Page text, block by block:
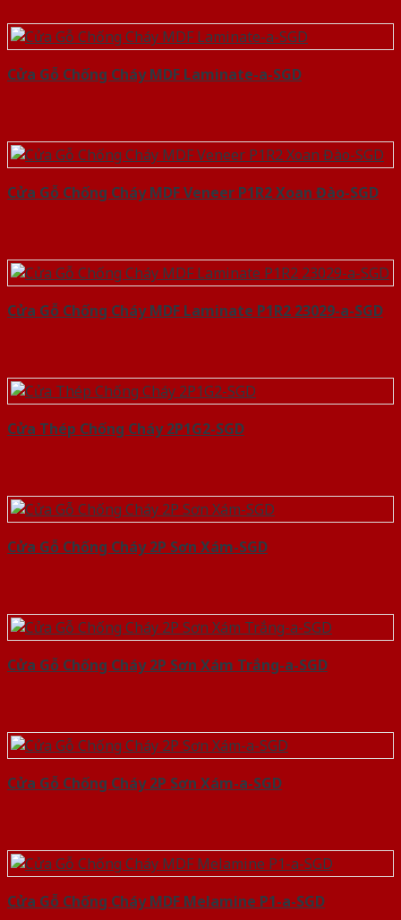
Cửa Gỗ Chống Cháy MDF Laminate-a-SGD
Cửa Gỗ Chống Cháy MDF Veneer P1R2 Xoan Đào-SGD
Cửa Gỗ Chống Cháy MDF Laminate P1R2 23029-a-SGD
Cửa Thép Chống Cháy 2P1G2-SGD
Cửa Gỗ Chống Cháy 2P Sơn Xám-SGD
Cửa Gỗ Chống Cháy 2P Sơn Xám Trắng-a-SGD
Cửa Gỗ Chống Cháy 2P Sơn Xám-a-SGD
Cửa Gỗ Chống Cháy MDF Melamine P1-a-SGD